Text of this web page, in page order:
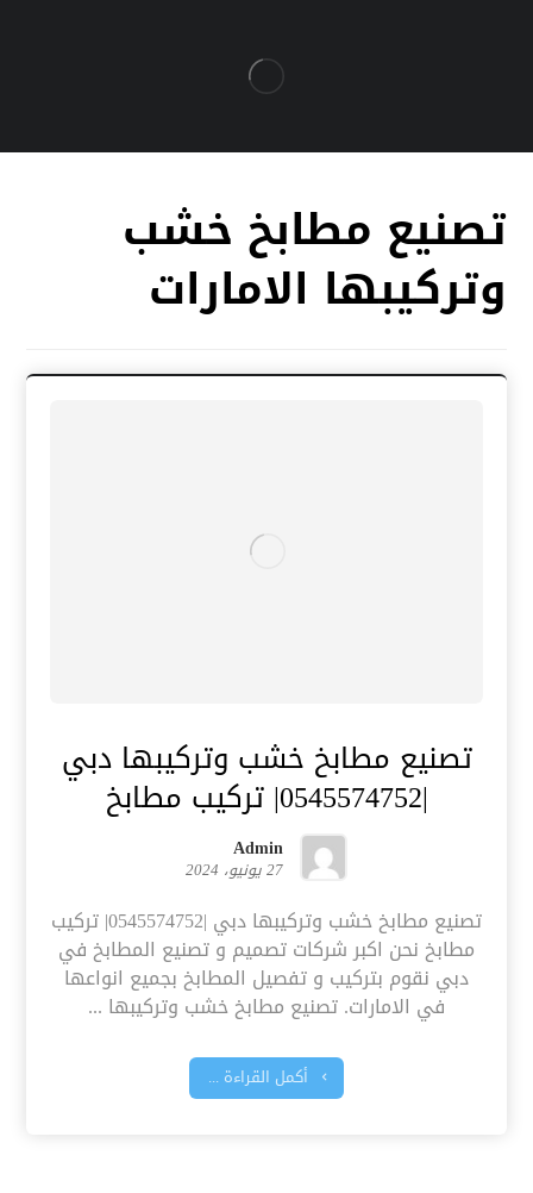
تصنيع مطابخ خشب
وتركيبها الامارات
تصنيع مطابخ خشب وتركيبها دبي
|0545574752| تركيب مطابخ
Admin
27 يونيو، 2024
تصنيع مطابخ خشب وتركيبها دبي |0545574752| تركيب
مطابخ نحن اكبر شركات تصميم و تصنيع المطابخ في
دبي نقوم بتركيب و تفصيل المطابخ بجميع انواعها
في الامارات. تصنيع مطابخ خشب وتركيبها ...
أكمل القراءة ...